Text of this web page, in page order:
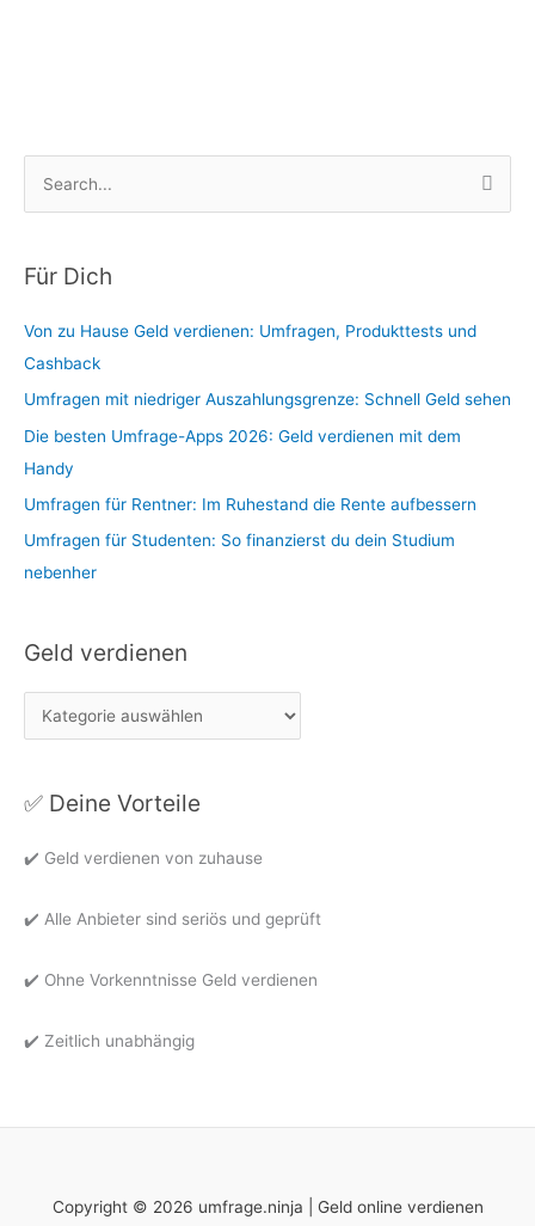
h
n
n
a
c
h
Für Dich
Von zu Hause Geld verdienen: Umfragen, Produkttests und
Cashback
Umfragen mit niedriger Auszahlungsgrenze: Schnell Geld sehen
Die besten Umfrage-Apps 2026: Geld verdienen mit dem
Handy
Umfragen für Rentner: Im Ruhestand die Rente aufbessern
Umfragen für Studenten: So finanzierst du dein Studium
nebenher
Geld verdienen
e
d
e
d
✅ Deine Vorteile
✔️ Geld verdienen von zuhause
✔️ Alle Anbieter sind seriös und geprüft
✔️ Ohne Vorkenntnisse Geld verdienen
✔️ Zeitlich unabhängig
Copyright © 2026 umfrage.ninja | Geld online verdienen